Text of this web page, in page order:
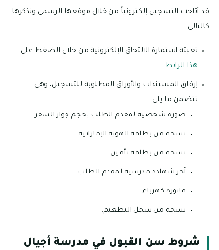
قد أتاحت التسجيل إلكترونياً من خلال موقعها الرسمي ونذكرها
كالتالي:
تعبئة استمارة الالتحاق الإلكترونية من خلال الضغط على
هذا الرابط.
إرفاق المستندات والأوراق المطلوبة للتسجيل، وهى
تتضمن ما يلي:
صورة شخصية لمقدم الطلب بحجم جواز السفر.
نسخة من بطاقة الهوية الإماراتية.
نسخة من بطاقة تأمين.
آخر شهادة مدرسية لمقدم الطلب.
فاتورة كهرباء.
نسخة من سجل التطعيم.
شروط سن القبول في مدرسة أجيال